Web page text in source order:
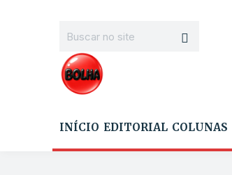
INÍCIO EDITORIAL COLUNAS